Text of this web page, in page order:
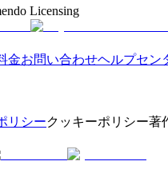
Licensing
金お問い合わせヘルプセン
リシークッキーポリシー著